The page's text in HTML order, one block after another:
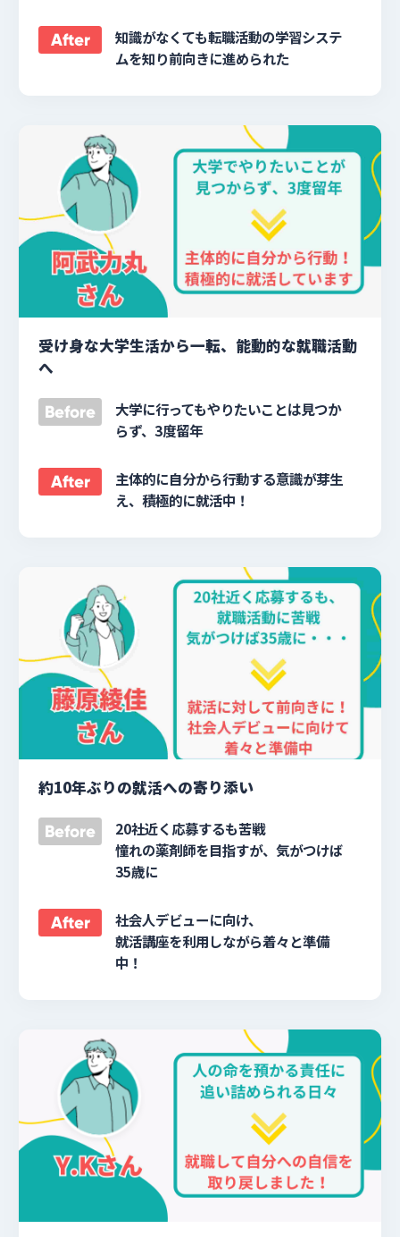
After
知識がなくても転職活動の学習システ
ムを知り前向きに進められた
受け身な大学生活から一転、能動的な就職活動
へ
Before
大学に行ってもやりたいことは見つか
らず、3度留年
After
主体的に自分から行動する意識が芽生
え、積極的に就活中！
約10年ぶりの就活への寄り添い
Before
20社近く応募するも苦戦
憧れの薬剤師を目指すが、気がつけば
35歳に
After
社会人デビューに向け、
就活講座を利用しながら着々と準備
中！